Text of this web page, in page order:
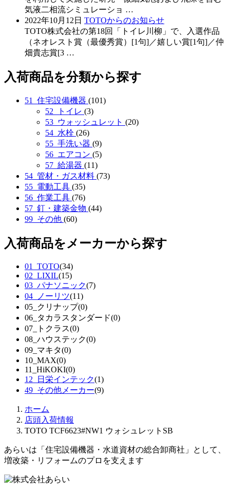
気液二相流シミュレーショ …
2022年10月12日 TOTOからのお知らせ
TOTO株式会社の第18回「トイレ川柳」で、入選作品
（ネオレスト賞（最優秀賞）[1句]／嬉しい賞[1句]／仲
畑貴志賞[3 …
入荷商品を分類から探す
51_住宅設備機器 (101)
52_トイレ (3)
53_ウォッシュレット (20)
54_水栓 (26)
55_手洗い器 (9)
56_エアコン (5)
57_給湯器 (11)
54_管材・ガス材料 (73)
55_電動工具 (35)
56_作業工具 (76)
57_釘・建築金物 (44)
99_その他 (60)
入荷商品をメーカーから探す
01_TOTO(34)
02_LIXIL(15)
03_パナソニック(7)
04_ノーリツ(11)
05_クリナップ(0)
06_タカラスタンダード(0)
07_トクラス(0)
08_ハウステック(0)
09_マキタ(0)
10_MAX(0)
11_HiKOKI(0)
12_日栄インテック(1)
49_その他メーカー(9)
ホーム
店頭入荷情報
TOTO TCF6623#NW1 ウォシュレットSB
あらいは「住宅設備機器・水道資材の総合卸商社」として、
増改築・リフォームのプロを支えます